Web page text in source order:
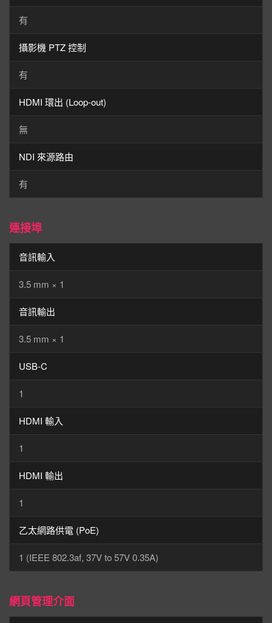
有
攝影機 PTZ 控制
有
HDMI 環出 (Loop-out)
無
NDI 來源路由
有
連接埠
音訊輸入
3.5 mm × 1
音訊輸出
3.5 mm × 1
USB-C
1
HDMI 輸入
1
HDMI 輸出
1
乙太網路供電 (PoE)
1 (IEEE 802.3af, 37V to 57V 0.35A)
網頁管理介面